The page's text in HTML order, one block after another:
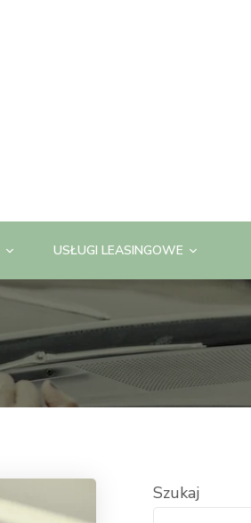
USŁUGI LEASINGOWE
Szukaj